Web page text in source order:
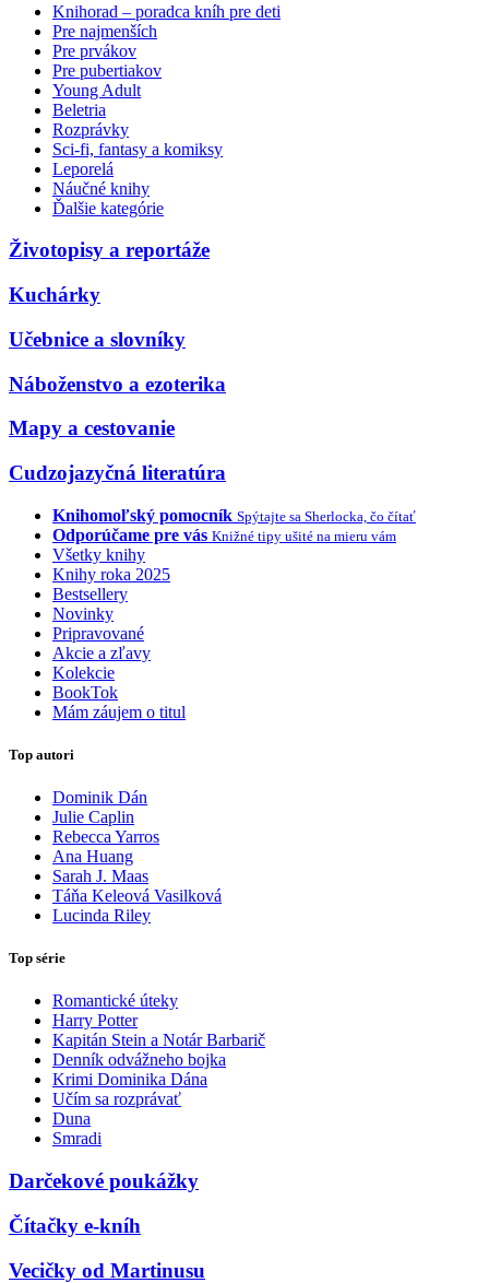
Knihorad – poradca kníh pre deti
Pre najmenších
Pre prvákov
Pre pubertiakov
Young Adult
Beletria
Rozprávky
Sci-fi, fantasy a komiksy
Leporelá
Náučné knihy
Ďalšie kategórie
Životopisy a reportáže
Kuchárky
Učebnice a slovníky
Náboženstvo a ezoterika
Mapy a cestovanie
Cudzojazyčná literatúra
Knihomoľský pomocník Spýtajte sa Sherlocka, čo čítať
Odporúčame pre vás Knižné tipy ušité na mieru vám
Všetky knihy
Knihy roka 2025
Bestsellery
Novinky
Pripravované
Akcie a zľavy
Kolekcie
BookTok
Mám záujem o titul
Top autori
Dominik Dán
Julie Caplin
Rebecca Yarros
Ana Huang
Sarah J. Maas
Táňa Keleová Vasilková
Lucinda Riley
Top série
Romantické úteky
Harry Potter
Kapitán Stein a Notár Barbarič
Denník odvážneho bojka
Krimi Dominika Dána
Učím sa rozprávať
Duna
Smradi
Darčekové poukážky
Čítačky e-kníh
Vecičky od Martinusu